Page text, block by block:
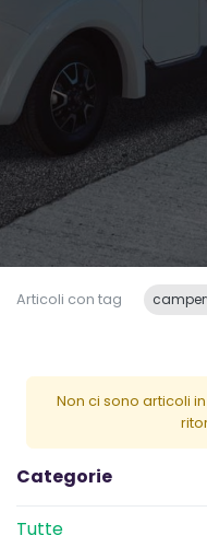
Articoli con tag
Non ci sono articoli
Categorie
Tutte